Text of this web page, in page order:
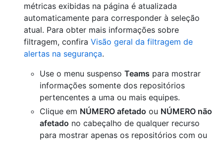
métricas exibidas na página é atualizada
automaticamente para corresponder à seleção
atual. Para obter mais informações sobre
filtragem, confira Visão geral da filtragem de
alertas na segurança.
Use o menu suspenso Teams para mostrar
informações somente dos repositórios
pertencentes a uma ou mais equipes.
Clique em NÚMERO afetado ou NÚMERO não
afetado no cabeçalho de qualquer recurso
para mostrar apenas os repositórios com ou